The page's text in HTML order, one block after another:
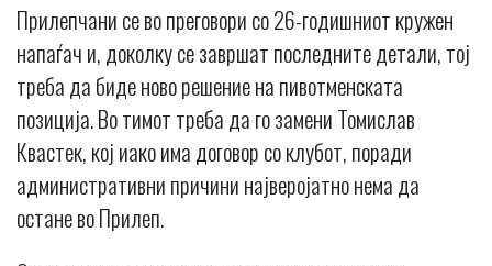
Прилепчани се во преговори со 26-годишниот кружен
напаѓач и, доколку се завршат последните детали, тој
треба да биде ново решение на пивотменската
позиција. Во тимот треба да го замени Томислав
Квастек, кој иако има договор со клубот, поради
административни причини најверојатно нема да
остане во Прилеп.